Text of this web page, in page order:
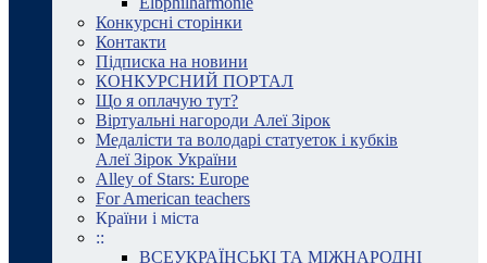
Конкурсні сторінки
Контакти
Підписка на новини
КОНКУРСНИЙ ПОРТАЛ
Що я оплачую тут?
Віртуальні нагороди Алеї Зірок
Медалісти та володарі статуеток і кубків
Алеї Зірок України
Alley of Stars: Europe
For American teachers
Країни і міста
::
ВСЕУКРАЇНСЬКІ ТА МІЖНАРОДНІ